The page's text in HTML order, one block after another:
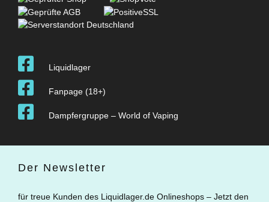
Liquidlager
Fanpage (18+)
Dampfergruppe – World of Vaping
Der Newsletter
für treue Kunden des Liquidlager.de Onlineshops – Jetzt den